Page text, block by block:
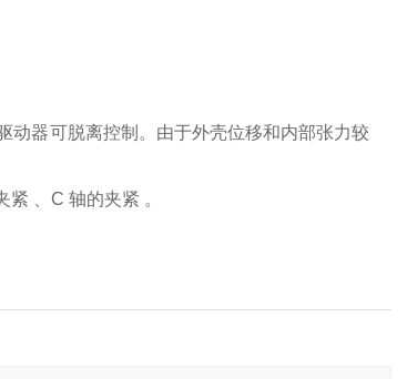
动器可脱离控制。由于外壳位移和内部张力较
、C 轴的夹紧 。